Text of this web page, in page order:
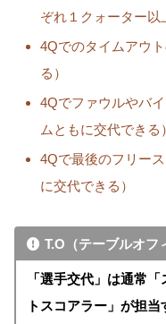
ぞれ１クォーター以
4Qでのタイムアウ
る）
4Qでファウルやバ
ムともに交代できる）
4Qで最後のフリー
に交代できる）
T.O（テーブルオフ
「選手交代」は通常
トスコアラー」が担当